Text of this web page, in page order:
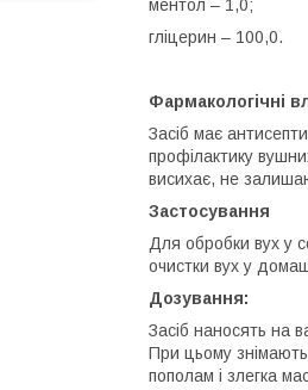
ментол – 1,0;
гліцерин – 100,0.
Фармакологічні
Засіб має
профілактику
висихає, не
Застосування
Для обробки вух у
очистки вух у
Дозування:
Засіб наносять на
При цьому
пополам і злегка